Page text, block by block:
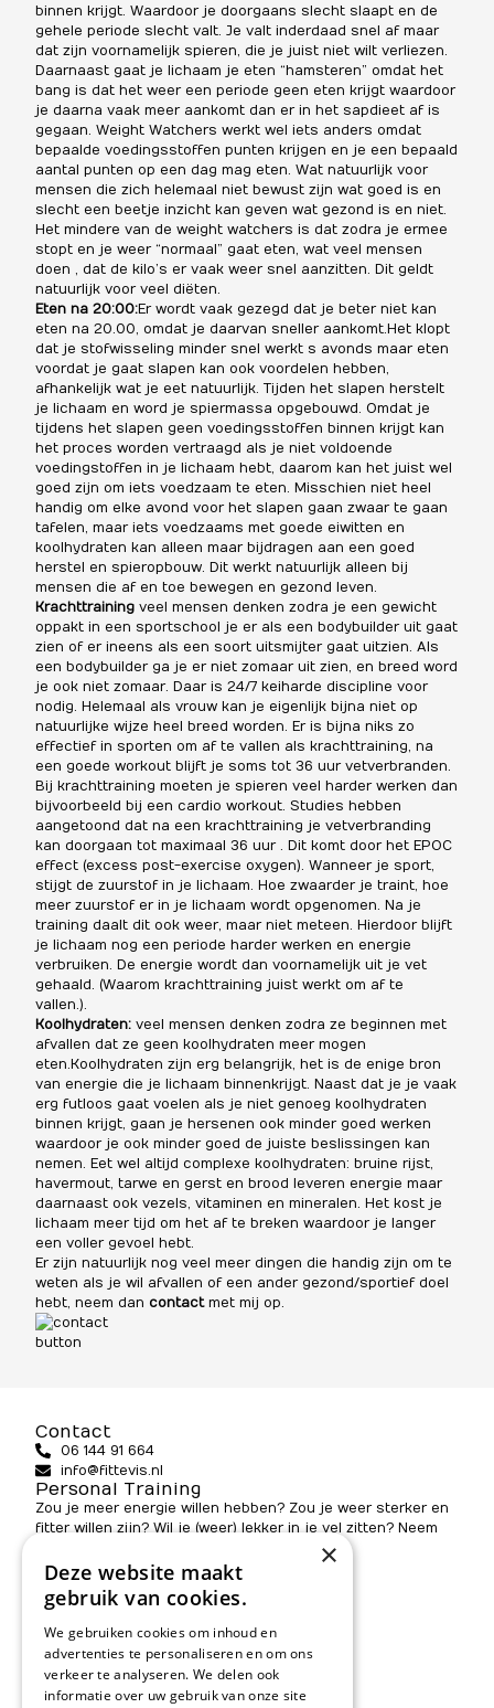
binnen krijgt. Waardoor je doorgaans slecht slaapt en de
gehele periode slecht valt. Je valt inderdaad snel af maar
dat zijn voornamelijk spieren, die je juist niet wilt verliezen.
Daarnaast gaat je lichaam je eten “hamsteren” omdat het
bang is dat het weer een periode geen eten krijgt waardoor
je daarna vaak meer aankomt dan er in het sapdieet af is
gegaan. Weight Watchers werkt wel iets anders omdat
bepaalde voedingsstoffen punten krijgen en je een bepaald
aantal punten op een dag mag eten. Wat natuurlijk voor
mensen die zich helemaal niet bewust zijn wat goed is en
slecht een beetje inzicht kan geven wat gezond is en niet.
Het mindere van de weight watchers is dat zodra je ermee
stopt en je weer “normaal” gaat eten, wat veel mensen
doen , dat de kilo’s er vaak weer snel aanzitten. Dit geldt
natuurlijk voor veel diëten.
Eten na 20:00:Er wordt vaak gezegd dat je beter niet kan
eten na 20.00, omdat je daarvan sneller aankomt.Het klopt
dat je stofwisseling minder snel werkt s avonds maar eten
voordat je gaat slapen kan ook voordelen hebben,
afhankelijk wat je eet natuurlijk. Tijden het slapen herstelt
je lichaam en word je spiermassa opgebouwd. Omdat je
tijdens het slapen geen voedingsstoffen binnen krijgt kan
het proces worden vertraagd als je niet voldoende
voedingstoffen in je lichaam hebt, daarom kan het juist wel
goed zijn om iets voedzaam te eten. Misschien niet heel
handig om elke avond voor het slapen gaan zwaar te gaan
tafelen, maar iets voedzaams met goede eiwitten en
koolhydraten kan alleen maar bijdragen aan een goed
herstel en spieropbouw. Dit werkt natuurlijk alleen bij
mensen die af en toe bewegen en gezond leven.
Krachttraining veel mensen denken zodra je een gewicht
oppakt in een sportschool je er als een bodybuilder uit gaat
zien of er ineens als een soort uitsmijter gaat uitzien. Als
een bodybuilder ga je er niet zomaar uit zien, en breed word
je ook niet zomaar. Daar is 24/7 keiharde discipline voor
nodig. Helemaal als vrouw kan je eigenlijk bijna niet op
natuurlijke wijze heel breed worden. Er is bijna niks zo
effectief in sporten om af te vallen als krachttraining, na
een goede workout blijft je soms tot 36 uur vetverbranden.
Bij krachttraining moeten je spieren veel harder werken dan
bijvoorbeeld bij een cardio workout. Studies hebben
aangetoond dat na een krachttraining je vetverbranding
kan doorgaan tot maximaal 36 uur . Dit komt door het EPOC
effect (excess post-exercise oxygen). Wanneer je sport,
stijgt de zuurstof in je lichaam. Hoe zwaarder je traint, hoe
meer zuurstof er in je lichaam wordt opgenomen. Na je
training daalt dit ook weer, maar niet meteen. Hierdoor blijft
je lichaam nog een periode harder werken en energie
verbruiken. De energie wordt dan voornamelijk uit je vet
gehaald. (Waarom krachttraining juist werkt om af te
vallen.).
Koolhydraten: veel mensen denken zodra ze beginnen met
afvallen dat ze geen koolhydraten meer mogen
eten.Koolhydraten zijn erg belangrijk, het is de enige bron
van energie die je lichaam binnenkrijgt. Naast dat je je vaak
erg futloos gaat voelen als je niet genoeg koolhydraten
binnen krijgt, gaan je hersenen ook minder goed werken
waardoor je ook minder goed de juiste beslissingen kan
nemen. Eet wel altijd complexe koolhydraten: bruine rijst,
havermout, tarwe en gerst en brood leveren energie maar
daarnaast ook vezels, vitaminen en mineralen. Het kost je
lichaam meer tijd om het af te breken waardoor je langer
een voller gevoel hebt.
Er zijn natuurlijk nog veel meer dingen die handig zijn om te
weten als je wil afvallen of een ander gezond/sportief doel
hebt, neem dan contactmet mij op.
Contact
06 144 91 664
info@fittevis.nl
Personal Training
Zou je meer energie willen hebben? Zou je weer sterker en
fitter willen zijn? Wil je (weer) lekker in je vel zitten? Neem
Adres
KvK 73829129
Informatie
Programma’s
Methode
×
Deze website maakt
gebruik van cookies.
We gebruiken cookies om inhoud en
advertenties te personaliseren en om ons
verkeer te analyseren. We delen ook
informatie over uw gebruik van onze site